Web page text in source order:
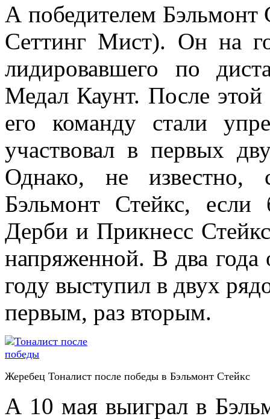
А победителем Бэльмонт
Сеттинг Мист). Он на
лидировавшего по
Медал Каунт. После этой
его команду стали
участвовал в первых
Однако, не известно,
Бэльмонт Стейкс,
Дерби и Прикнесс
напряженной. В два года
году выступил в двух
первым, раз вторым.
Жеребец Тоналист после победы в Бэльмонт Стейкс
А 10 мая выиграл в